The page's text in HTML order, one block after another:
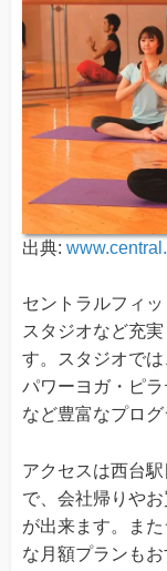
出典:
セントラルフィ
スタジオなど充
す。スタジオで
パワーヨガ・ピ
など豊富なプログ
アクセスは西台
で、会社帰りや
が出来ます。ま
な月額プランもお